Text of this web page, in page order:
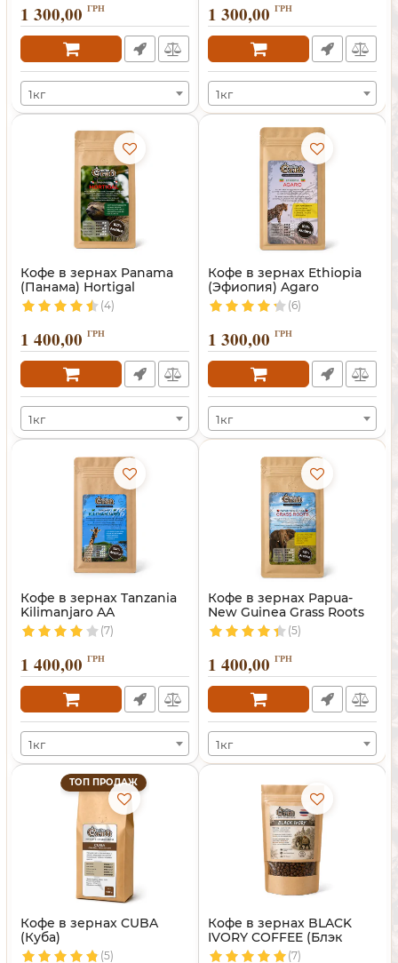
1 300,00 ГРН
1кг
1 300,00 ГРН
1кг
Кофе в зернах Panama
(Панама) Hortigal
(4)
1 400,00 ГРН
1кг
Кофе в зернах Ethiopia
(Эфиопия) Agaro
(6)
1 300,00 ГРН
1кг
Кофе в зернах Tanzania
Kilimanjaro AA
(Танзания)
(7)
1 400,00 ГРН
1кг
Кофе в зернах Papua-
New Guinea Grass Roots
(5)
1 400,00 ГРН
1кг
ТОП ПРОДАЖ
Кофе в зернах CUBA
(Куба)
(5)
Кофе в зернах BLACK
IVORY COFFEE (Блэк
Айвори)
(7)